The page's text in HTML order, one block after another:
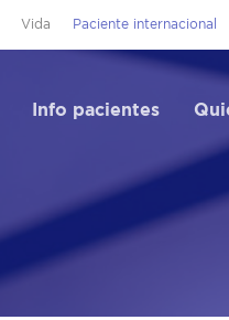
Vida Paciente internacional
Info pacientes